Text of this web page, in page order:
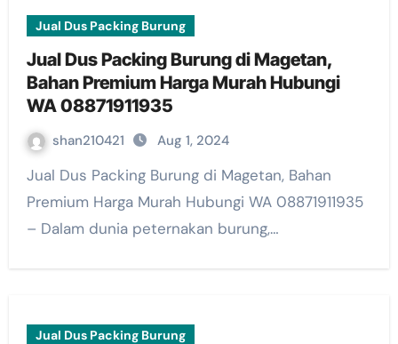
Jual Dus Packing Burung
Jual Dus Packing Burung di Magetan,
Bahan Premium Harga Murah Hubungi
WA 08871911935
shan210421 Aug 1, 2024
Jual Dus Packing Burung di Magetan, Bahan
Premium Harga Murah Hubungi WA 08871911935
– Dalam dunia peternakan burung,…
Jual Dus Packing Burung